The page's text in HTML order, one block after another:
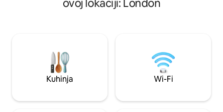
svjetlom, nudeći predivan pogled na
uređaj u glavnoj spavaćoj sobi –
Kvalitetna posteljina - Osnovna oprema
u kupatilu - Odlične transportne veze -
Opremljena kuhinja
Southbanka,
ovoj lokaciji: London
Kuhinja Wi-Fi